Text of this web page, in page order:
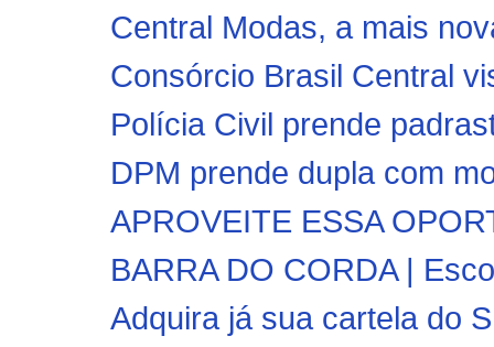
Central Modas, a mais
Consórcio Brasil Central
Polícia Civil prende
DPM prende dupla com
APROVEITE ESSA
BARRA DO CORDA |
Adquira já sua cartela do